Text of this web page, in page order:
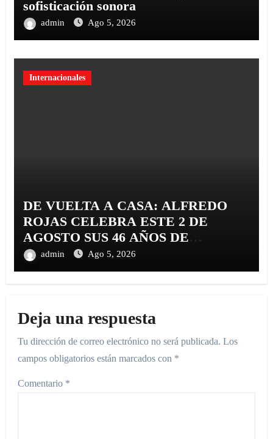
sofisticación sonora
admin Ago 5, 2026
Internacionales
DE VUELTA A CASA: ALFREDO
ROJAS CELEBRA ESTE 2 DE
AGOSTO SUS 46 AÑOS DE
TRAYECTORIA CON EL
RELANZAMIENTO DE «ALFREDO
admin Ago 5, 2026
Deja una respuesta
Tu dirección de correo electrónico no será publicada. Los
campos obligatorios están marcados con *
Comentario *